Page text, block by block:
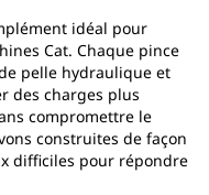
idéal pour
Cat. Chaque pince
pelle hydraulique et
des charges plus
compromettre le
construites de façon
difficiles pour répondre